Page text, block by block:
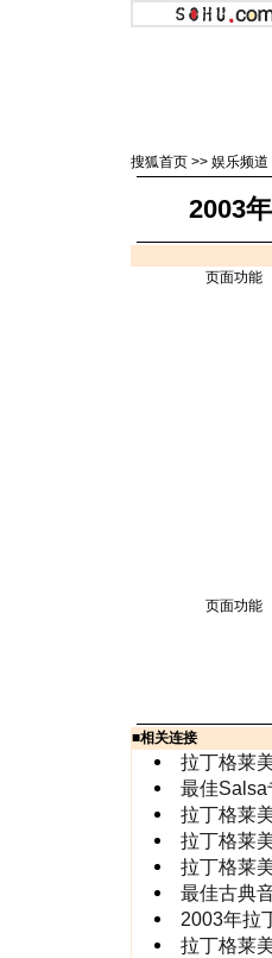
搜狐首页 >> 娱乐频道
2003
页面功能
页面功能
■相关连接
拉丁格莱
最佳
拉丁格莱
拉丁格莱
拉丁格莱
最佳古典
2003年拉
拉丁格莱